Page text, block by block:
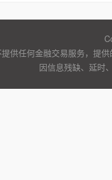
供任何金融交易服务，提
因信息残缺、延时